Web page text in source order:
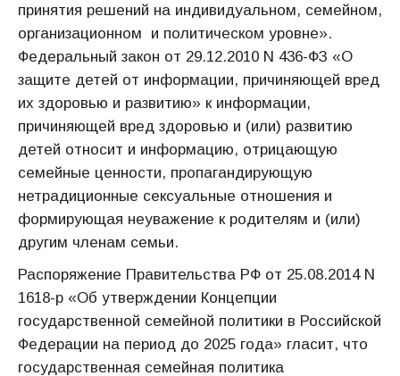
принятия решений на индивидуальном, семейном,
организационном и политическом уровне».
Федеральный закон от 29.12.2010 N 436-ФЗ «О
защите детей от информации, причиняющей вред
их здоровью и развитию» к информации,
причиняющей вред здоровью и (или) развитию
детей относит и информацию, отрицающую
семейные ценности, пропагандирующую
нетрадиционные сексуальные отношения и
формирующая неуважение к родителям и (или)
другим членам семьи.
Распоряжение Правительства РФ от 25.08.2014 N
1618-р «Об утверждении Концепции
государственной семейной политики в Российской
Федерации на период до 2025 года» гласит, что
государственная семейная политика